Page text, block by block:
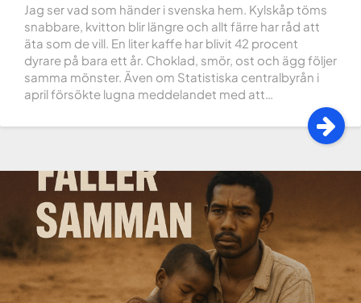
Jag ser vad som händer i svenska hem. Kylskåp töms
snabbare, kvitton blir längre och allt färre har råd att
äta som de vill. En liter kaffe har blivit 42 procent
dyrare på bara ett år. Choklad, smör, ost och ägg följer
samma mönster. Även om Statistiska centralbyrån i
april försökte lugna meddelandet med att…